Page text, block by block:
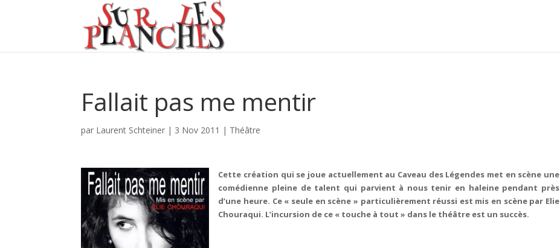
Fallait pas me mentir
par Laurent Schteiner | 3 Nov 2011 | Théâtre
Cette création qui se joue actuellement au Caveau des Légendes met en scène une
comédienne pleine de talent qui parvient à nous tenir en haleine pendant près
d’une heure. Ce « seule en scène » particulièrement réussi est mis en scène par Elie
Chouraqui. L’incursion de ce « touche à tout » dans le théâtre est un succès.